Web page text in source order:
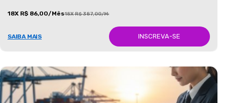
18X R$ 86,00/Mês18X R$ 387,00/Mês
SAIBA MAIS INSCREVA-SE